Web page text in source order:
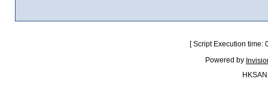
[ Script Execution
Powered by